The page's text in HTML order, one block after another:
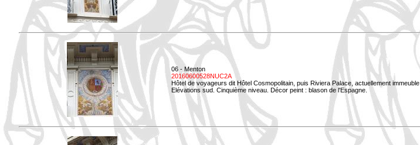
06 - Menton
20160600528NUC2A
Hôtel de voyageurs dit Hôtel Cosmopolitain, puis Riviera Palace, actuellement immeuble
Elévations sud. Cinquième niveau. Décor peint : blason de l'Espagne.